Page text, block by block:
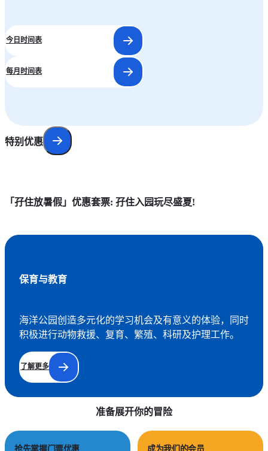
今日时间表
每月时间表
特别优惠
「孖住放暑假」优惠套票: 孖住入园玩尽盛夏!
保育与教育
海洋公园创造多元化的学习机会及有意义的体验，同时
积极进行动物救援、复育、繁殖、科研及护理工作。
了解更多
准备展开你的冒险
抢先掌握门票优惠 成为我们的会员